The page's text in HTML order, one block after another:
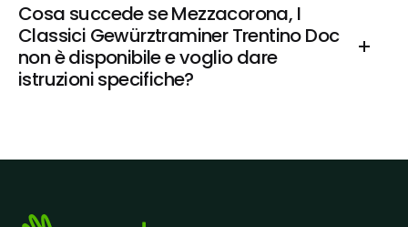
Cosa succede se Mezzacorona, I
Classici Gewürztraminer Trentino Doc
non è disponibile e voglio dare
istruzioni specifiche?